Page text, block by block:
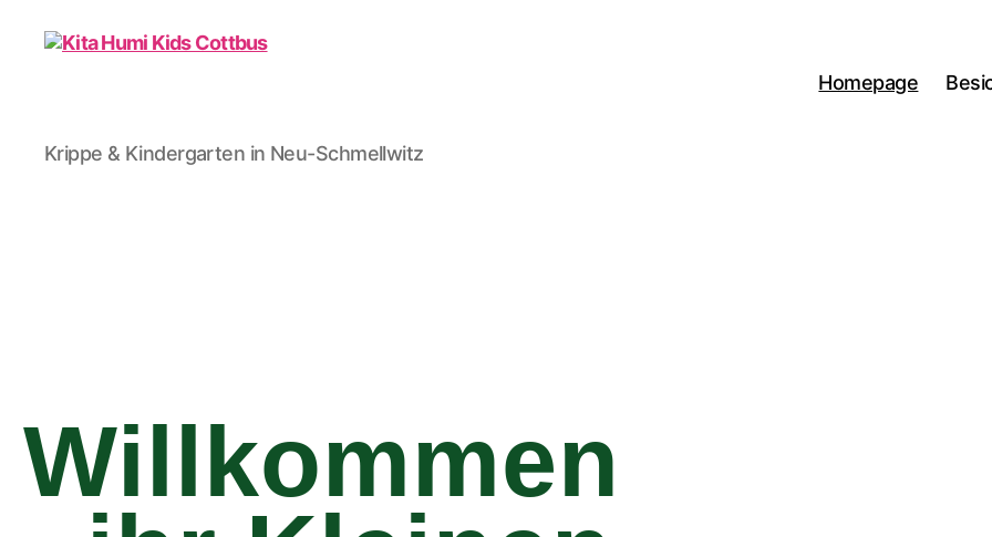
Krippe & Kindergarten in Neu-Schmellwitz
Homepage
Willkommen